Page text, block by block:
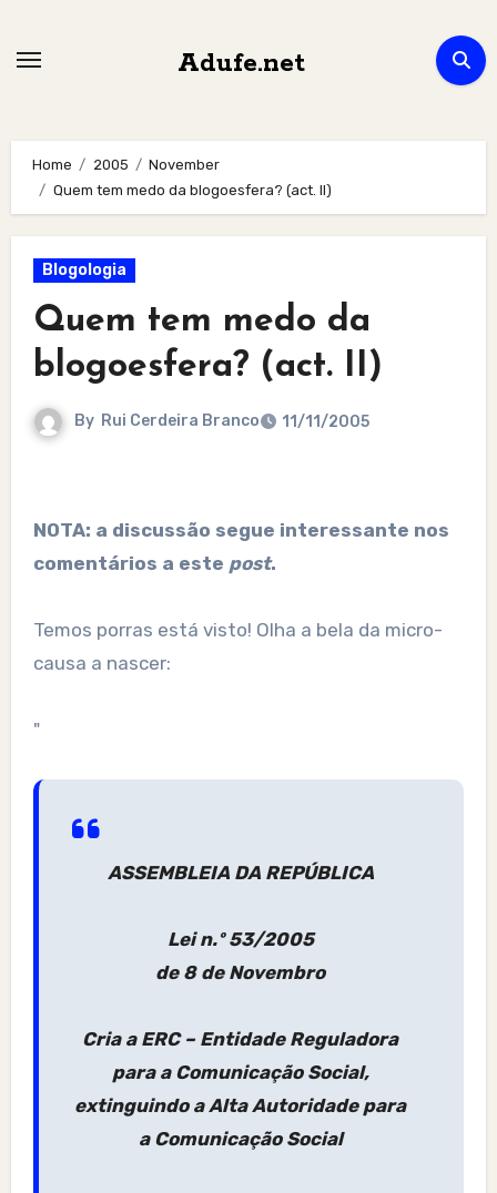
Adufe.net
Home 2005
November
Quem tem medo da blogoesfera? (act. II)
Blogologia
Quem tem medo da
blogoesfera? (act. II)
By Rui Cerdeira Branco 11/11/2005
NOTA: a discussão segue interessante nos
comentários a este post.
Temos porras está visto! Olha a bela da micro-
causa a nascer:
"
ASSEMBLEIA DA REPÚBLICA
Lei n.º 53/2005
de 8 de Novembro
Cria a ERC – Entidade Reguladora
para a Comunicação Social,
extinguindo a Alta Autoridade para
a Comunicação Social